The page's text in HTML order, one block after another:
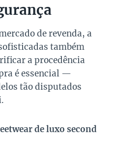
de revenda, a
também
a procedência
é essencial —
tão disputados
de luxo second